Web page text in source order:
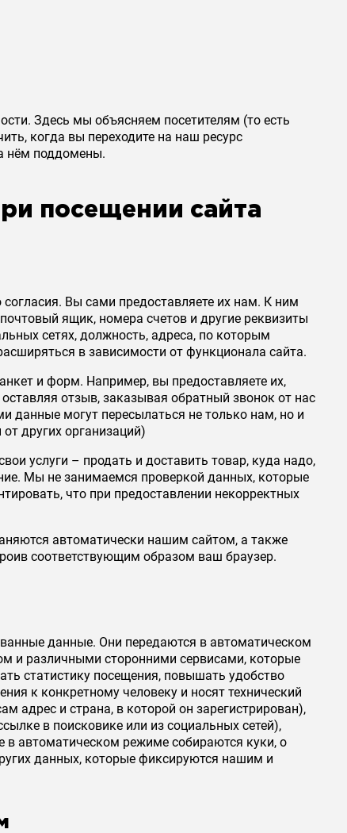
Здесь мы объясняем посетителям (то есть
когда вы переходите на наш ресурс
нём поддомены.
посещении сайта
Вы сами предоставляете их нам. К ним
ящик, номера счетов и другие реквизиты
сетях, должность, адреса, по которым
в зависимости от функционала сайта.
и форм. Например, вы предоставляете их,
отзыв, заказывая обратный звонок от нас
данные могут пересылаться не только нам, но и
других организаций)
услуги – продать и доставить товар, куда надо,
Мы не занимаемся проверкой данных, которые
что при предоставлении некорректных
автоматически нашим сайтом, а также
соответствующим образом ваш браузер.
данные. Они передаются в автоматическом
и различными сторонними сервисами, которые
статистику посещения, повышать удобство
к конкретному человеку и носят технический
адрес и страна, в которой он зарегистрирован),
в поисковике или из социальных сетей),
в автоматическом режиме собираются куки, о
данных, которые фиксируются нашим и